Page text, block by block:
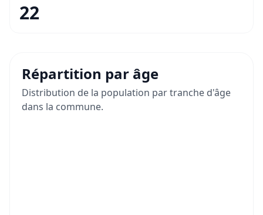
22
Répartition par âge
Distribution de la population par tranche d'âge
dans la commune.